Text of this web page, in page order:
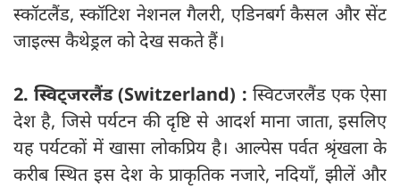
स्कॉटलैंड, स्कॉटिश नेशनल गैलरी, एडिनबर्ग कैसल और सेंट
जाइल्स कैथेड्रल को देख सकते हैं।
2. स्विट्जरलैंड (Switzerland) : स्विटजरलैंड एक ऐसा
देश है, जिसे पर्यटन की दृष्टि से आदर्श माना जाता, इसलिए
यह पर्यटकों में खासा लोकप्रिय है। आल्पेस पर्वत श्रृंखला के
करीब स्थित इस देश के प्राकृतिक नजारे, नदियाँ, झीलें और